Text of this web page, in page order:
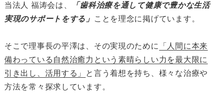
当法人 福涛会は、
「歯科治療を通して健康で豊かな生活
実現のサポートをする」 ことを理念に掲げています。
そこで理事長の平澤は、その実現のために
「人間に本来
備わっている自然治癒力という素晴らしい力を最大限に
引き出し、活用する」
と言う着想を持ち、様々な治療や
方法を常々探求しています。